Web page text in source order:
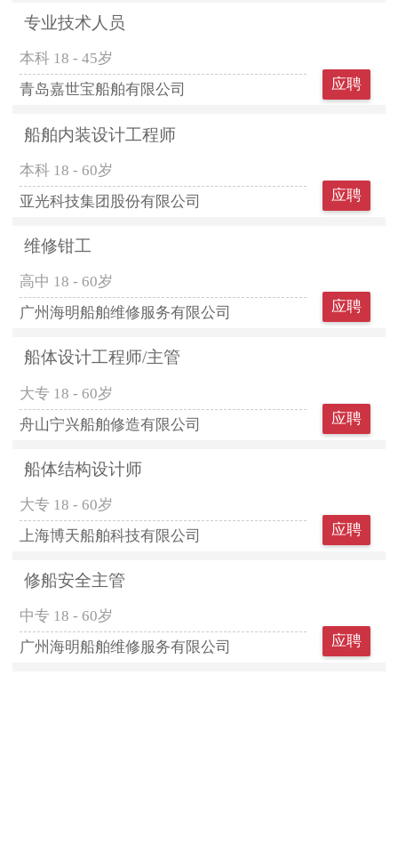
专业技术人员
本科 18 - 45岁
青岛嘉世宝船舶有限公司
应聘
船舶内装设计工程师
本科 18 - 60岁
亚光科技集团股份有限公司
应聘
维修钳工
高中 18 - 60岁
广州海明船舶维修服务有限公司
应聘
船体设计工程师/主管
大专 18 - 60岁
舟山宁兴船舶修造有限公司
应聘
船体结构设计师
大专 18 - 60岁
上海博天船舶科技有限公司
应聘
修船安全主管
中专 18 - 60岁
广州海明船舶维修服务有限公司
应聘